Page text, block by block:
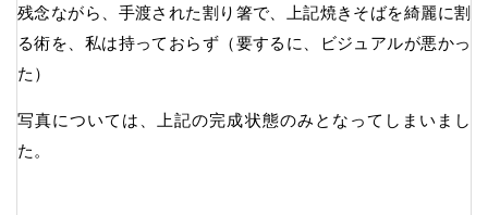
残念ながら、手渡された割り箸で、上記焼きそばを綺麗に割
る術を、私は持っておらず（要するに、ビジュアルが悪かっ
た）
写真については、上記の完成状態のみとなってしまいまし
た。